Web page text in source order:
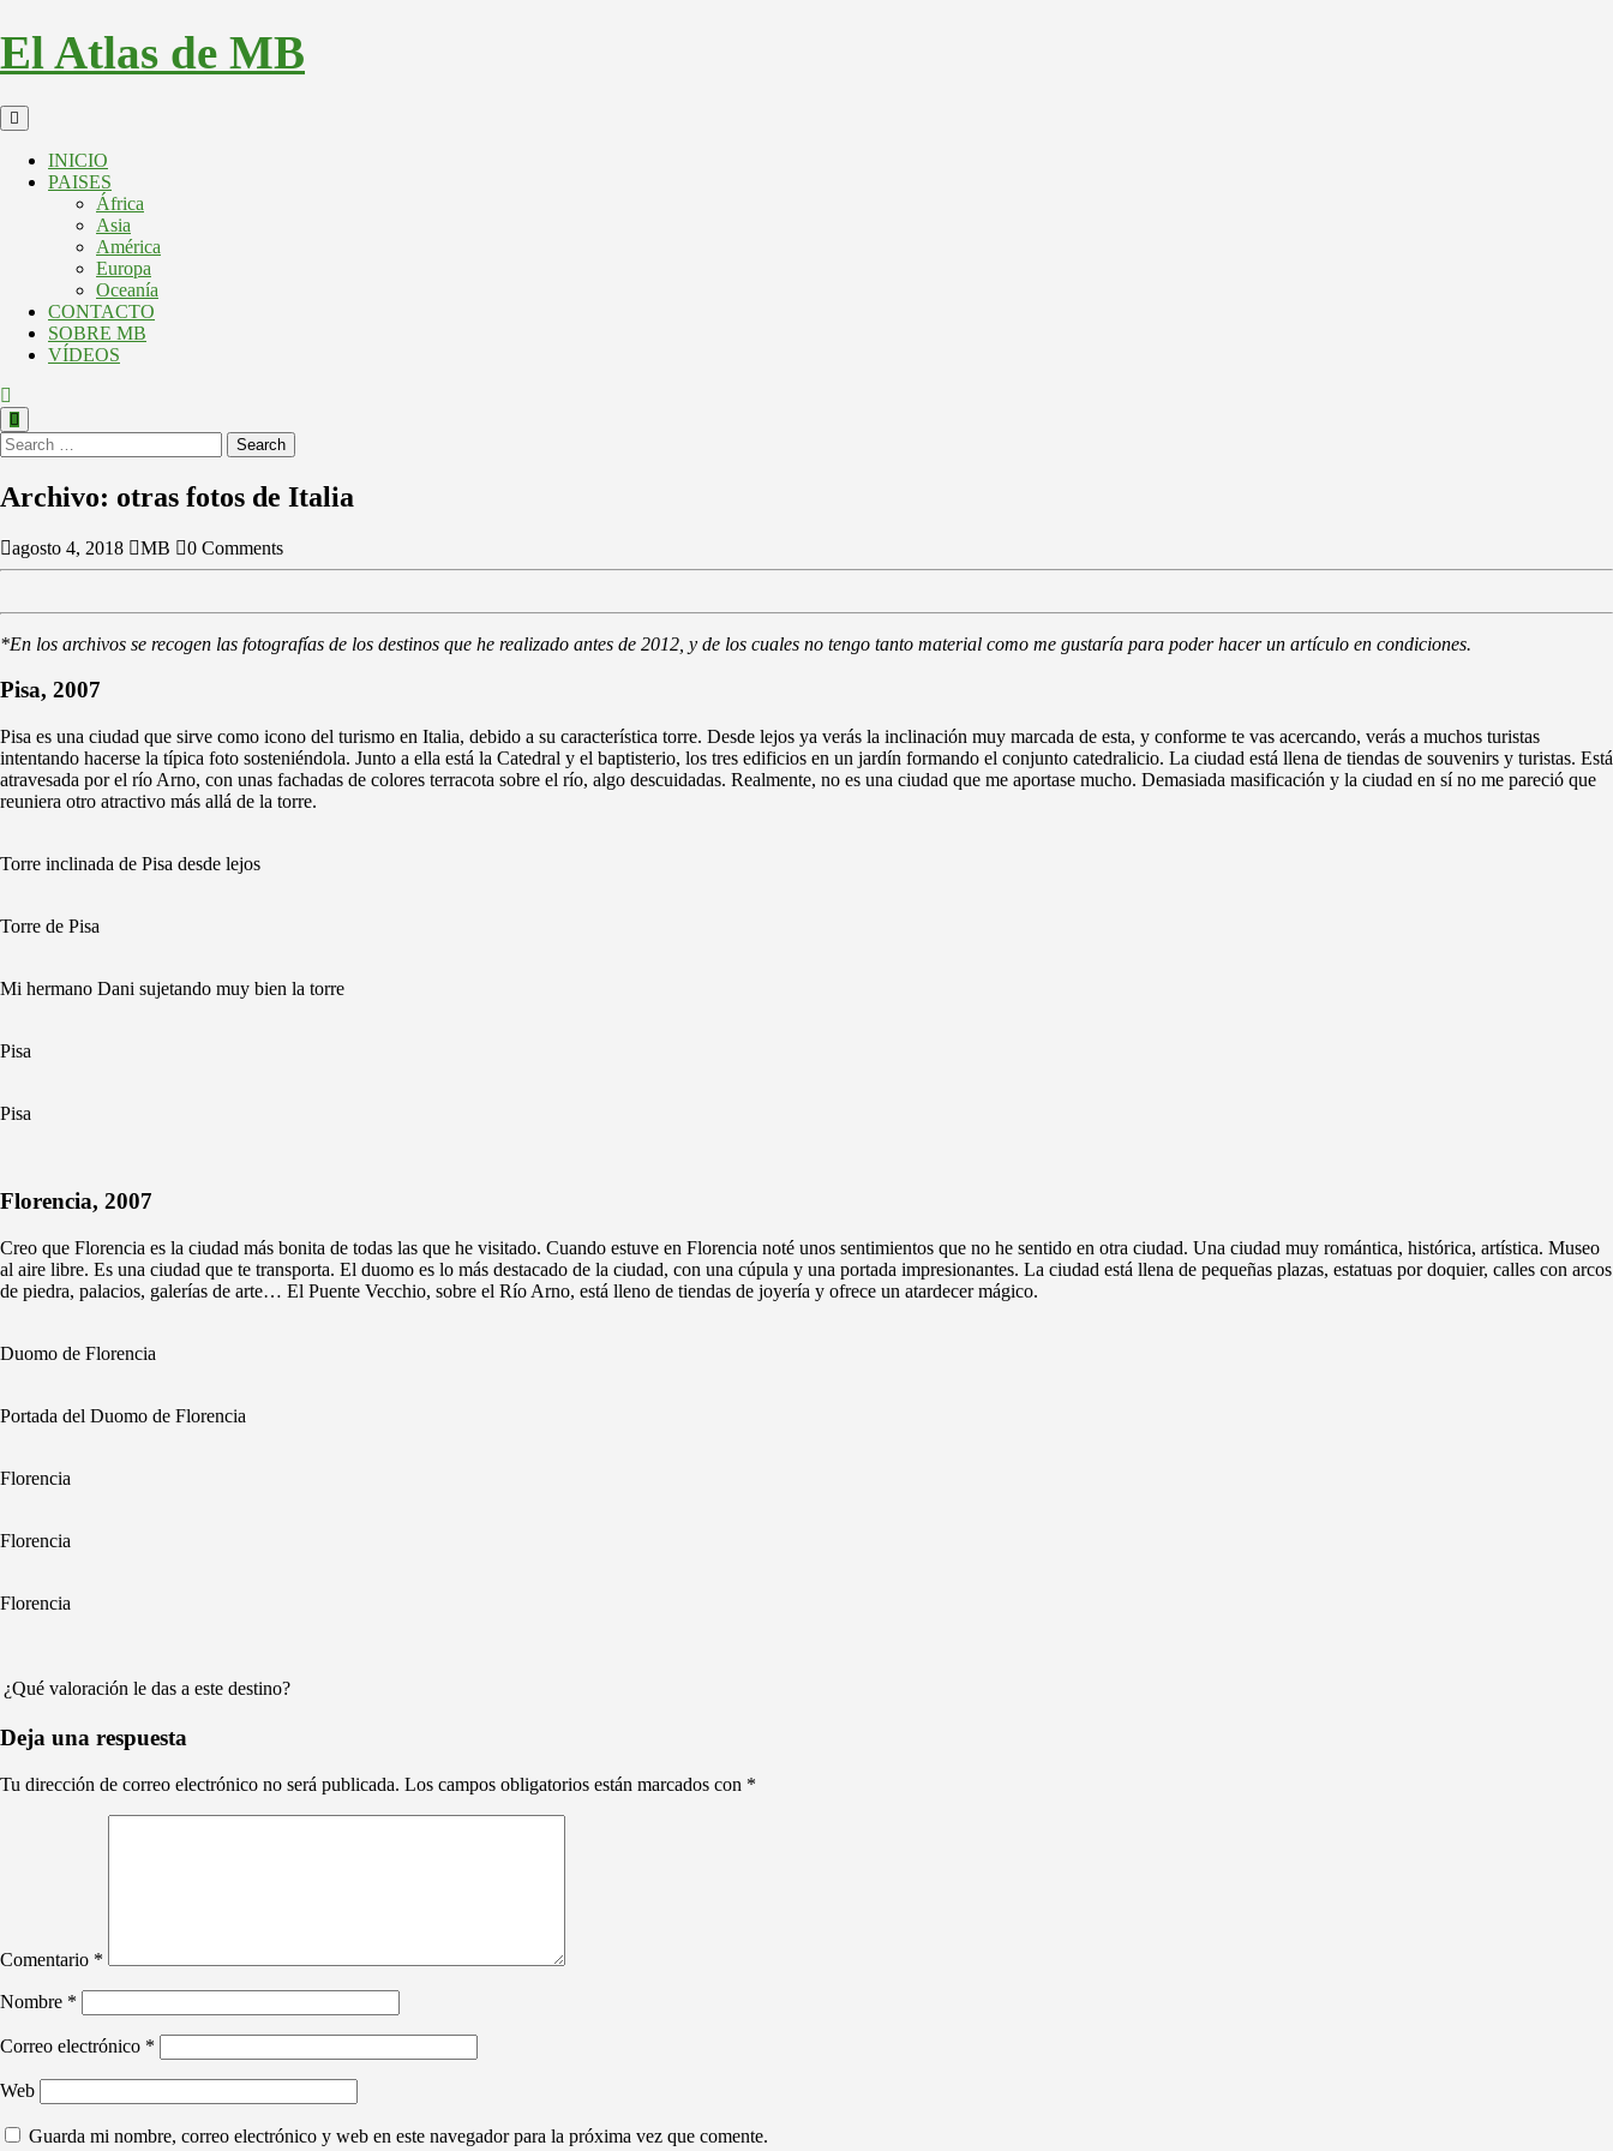
El Atlas de MB
INICIO
PAISES
África
Asia
América
Europa
Oceanía
CONTACTO
SOBRE MB
VÍDEOS
Search
Archivo: otras fotos de Italia
agosto 4, 2018 MB 0 Comments
*En los archivos se recogen las fotografías de los destinos que he realizado antes de 2012, y de los cuales no tengo tanto material como me gustaría para poder hacer un artículo en condiciones.
Pisa, 2007
Pisa es una ciudad que sirve como icono del turismo en Italia, debido a su característica torre. Desde lejos ya verás la inclinación muy marcada de esta, y conforme te vas acercando, verás a muchos turistas
intentando hacerse la típica foto sosteniéndola. Junto a ella está la Catedral y el baptisterio, los tres edificios en un jardín formando el conjunto catedralicio. La ciudad está llena de tiendas de souvenirs y turistas. Está
atravesada por el río Arno, con unas fachadas de colores terracota sobre el río, algo descuidadas. Realmente, no es una ciudad que me aportase mucho. Demasiada masificación y la ciudad en sí no me pareció que
reuniera otro atractivo más allá de la torre.
Torre inclinada de Pisa desde lejos
Torre de Pisa
Mi hermano Dani sujetando muy bien la torre
Pisa
Pisa
Florencia, 2007
Creo que Florencia es la ciudad más bonita de todas las que he visitado. Cuando estuve en Florencia noté unos sentimientos que no he sentido en otra ciudad. Una ciudad muy romántica, histórica, artística. Museo
al aire libre. Es una ciudad que te transporta. El duomo es lo más destacado de la ciudad, con una cúpula y una portada impresionantes. La ciudad está llena de pequeñas plazas, estatuas por doquier, calles con arcos
de piedra, palacios, galerías de arte… El Puente Vecchio, sobre el Río Arno, está lleno de tiendas de joyería y ofrece un atardecer mágico.
Duomo de Florencia
Portada del Duomo de Florencia
Florencia
Florencia
Florencia
¿Qué valoración le das a este destino?
Deja una respuesta
Tu dirección de correo electrónico no será publicada. Los campos obligatorios están marcados con *
Comentario *
Nombre *
Correo electrónico *
Web
Guarda mi nombre, correo electrónico y web en este navegador para la próxima vez que comente.